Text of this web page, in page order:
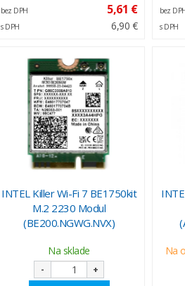
bez DPH 5,61 €
s DPH 6,90 €
bez
s DPH
INTEL Killer Wi-Fi 7 BE1750kit
M.2 2230 Modul
(BE200.NGWG.NVX)
Na sklade
- +
Na